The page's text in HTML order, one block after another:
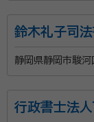
鈴木礼子司
静岡県静岡市駿
行政書士法人